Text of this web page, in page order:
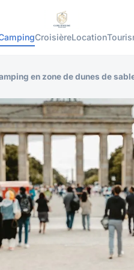
CroisièreLocation
en zone de dunes de